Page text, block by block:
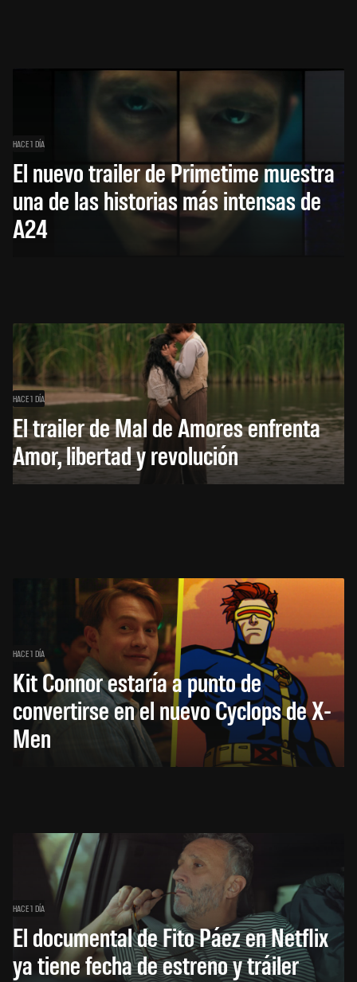
HACE 1 DÍA
El nuevo trailer de Primetime muestra
una de las historias más intensas de
A24
HACE 1 DÍA
El trailer de Mal de Amores enfrenta
Amor, libertad y revolución
HACE 1 DÍA
Kit Connor estaría a punto de
convertirse en el nuevo Cyclops de X-
Men
HACE 1 DÍA
El documental de Fito Páez en Netflix
ya tiene fecha de estreno y tráiler